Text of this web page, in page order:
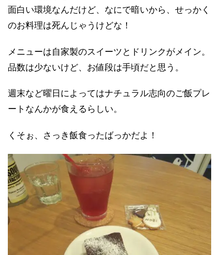
面白い環境なんだけど、なにで暗いから、せっかく
のお料理は死んじゃうけどな！
メニューは自家製のスイーツとドリンクがメイン。
品数は少ないけど、お値段は手頃だと思う。
週末など曜日によってはナチュラル志向のご飯プレ
ートなんかが食えるらしい。
くそぉ、さっき飯食ったばっかだよ！